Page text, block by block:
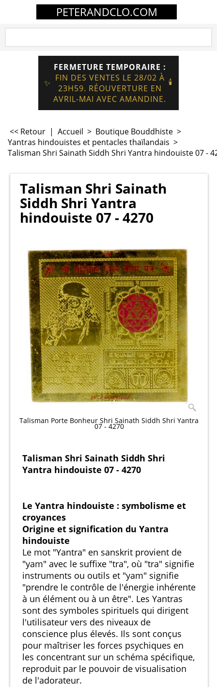
PETERANDCLO.COM
✨
FERMETURE TEMPORAIRE :
FIN DES VENTES LE 28/02 À
23H59. RÉOUVERTURE EN
AVRIL-MAI AVEC AMANDINE.
🕯️
<< Retour | Accueil > Boutique Bouddhiste >
Yantras hindouistes et pentacles thaïlandais >
Talisman Shri Sainath Siddh Shri Yantra hindouiste 07 -
Talisman Shri Sainath
Siddh Shri Yantra
hindouiste 07 - 4270
Talisman Porte Bonheur Shri Sainath Siddh Shri Yantra
07 - 4270
Talisman Shri Sainath Siddh Shri
Yantra hindouiste 07 - 4270
Le Yantra hindouiste : symbolisme et
croyances
Origine et signification du Yantra
hindouiste
Le mot "Yantra" en sanskrit provient de
"yam" avec le suffixe "tra", où "tra" signifie
instruments ou outils et "yam" signifie
"prendre le contrôle de l'énergie inhérente
à un élément ou à un être". Les Yantras
sont des symboles spirituels qui dirigent
l'utilisateur vers des niveaux de
conscience plus élevés. Ils sont conçus
pour maîtriser les forces psychiques en
les concentrant sur un schéma spécifique,
reproduit par le pouvoir de visualisation
de l'adorateur.